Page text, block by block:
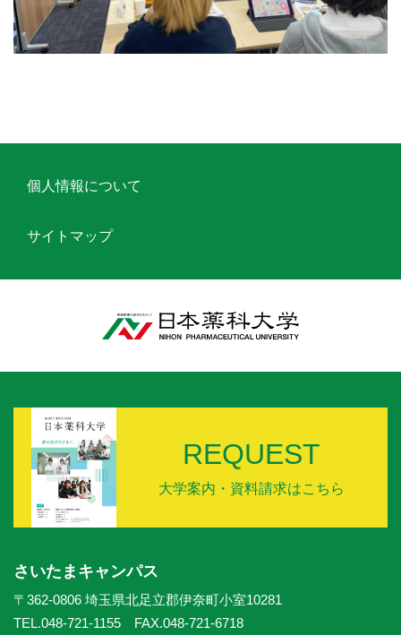
個人情報について
サイトマップ
REQUEST
大学案内・資料請求はこちら
さいたまキャンパス
〒362-0806 埼玉県北足立郡伊奈町小室10281
TEL.048-721-1155 FAX.048-721-6718